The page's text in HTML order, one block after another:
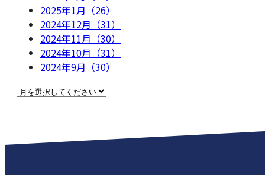
2025年1月（26）
2024年12月（31）
2024年11月（30）
2024年10月（31）
2024年9月（30）